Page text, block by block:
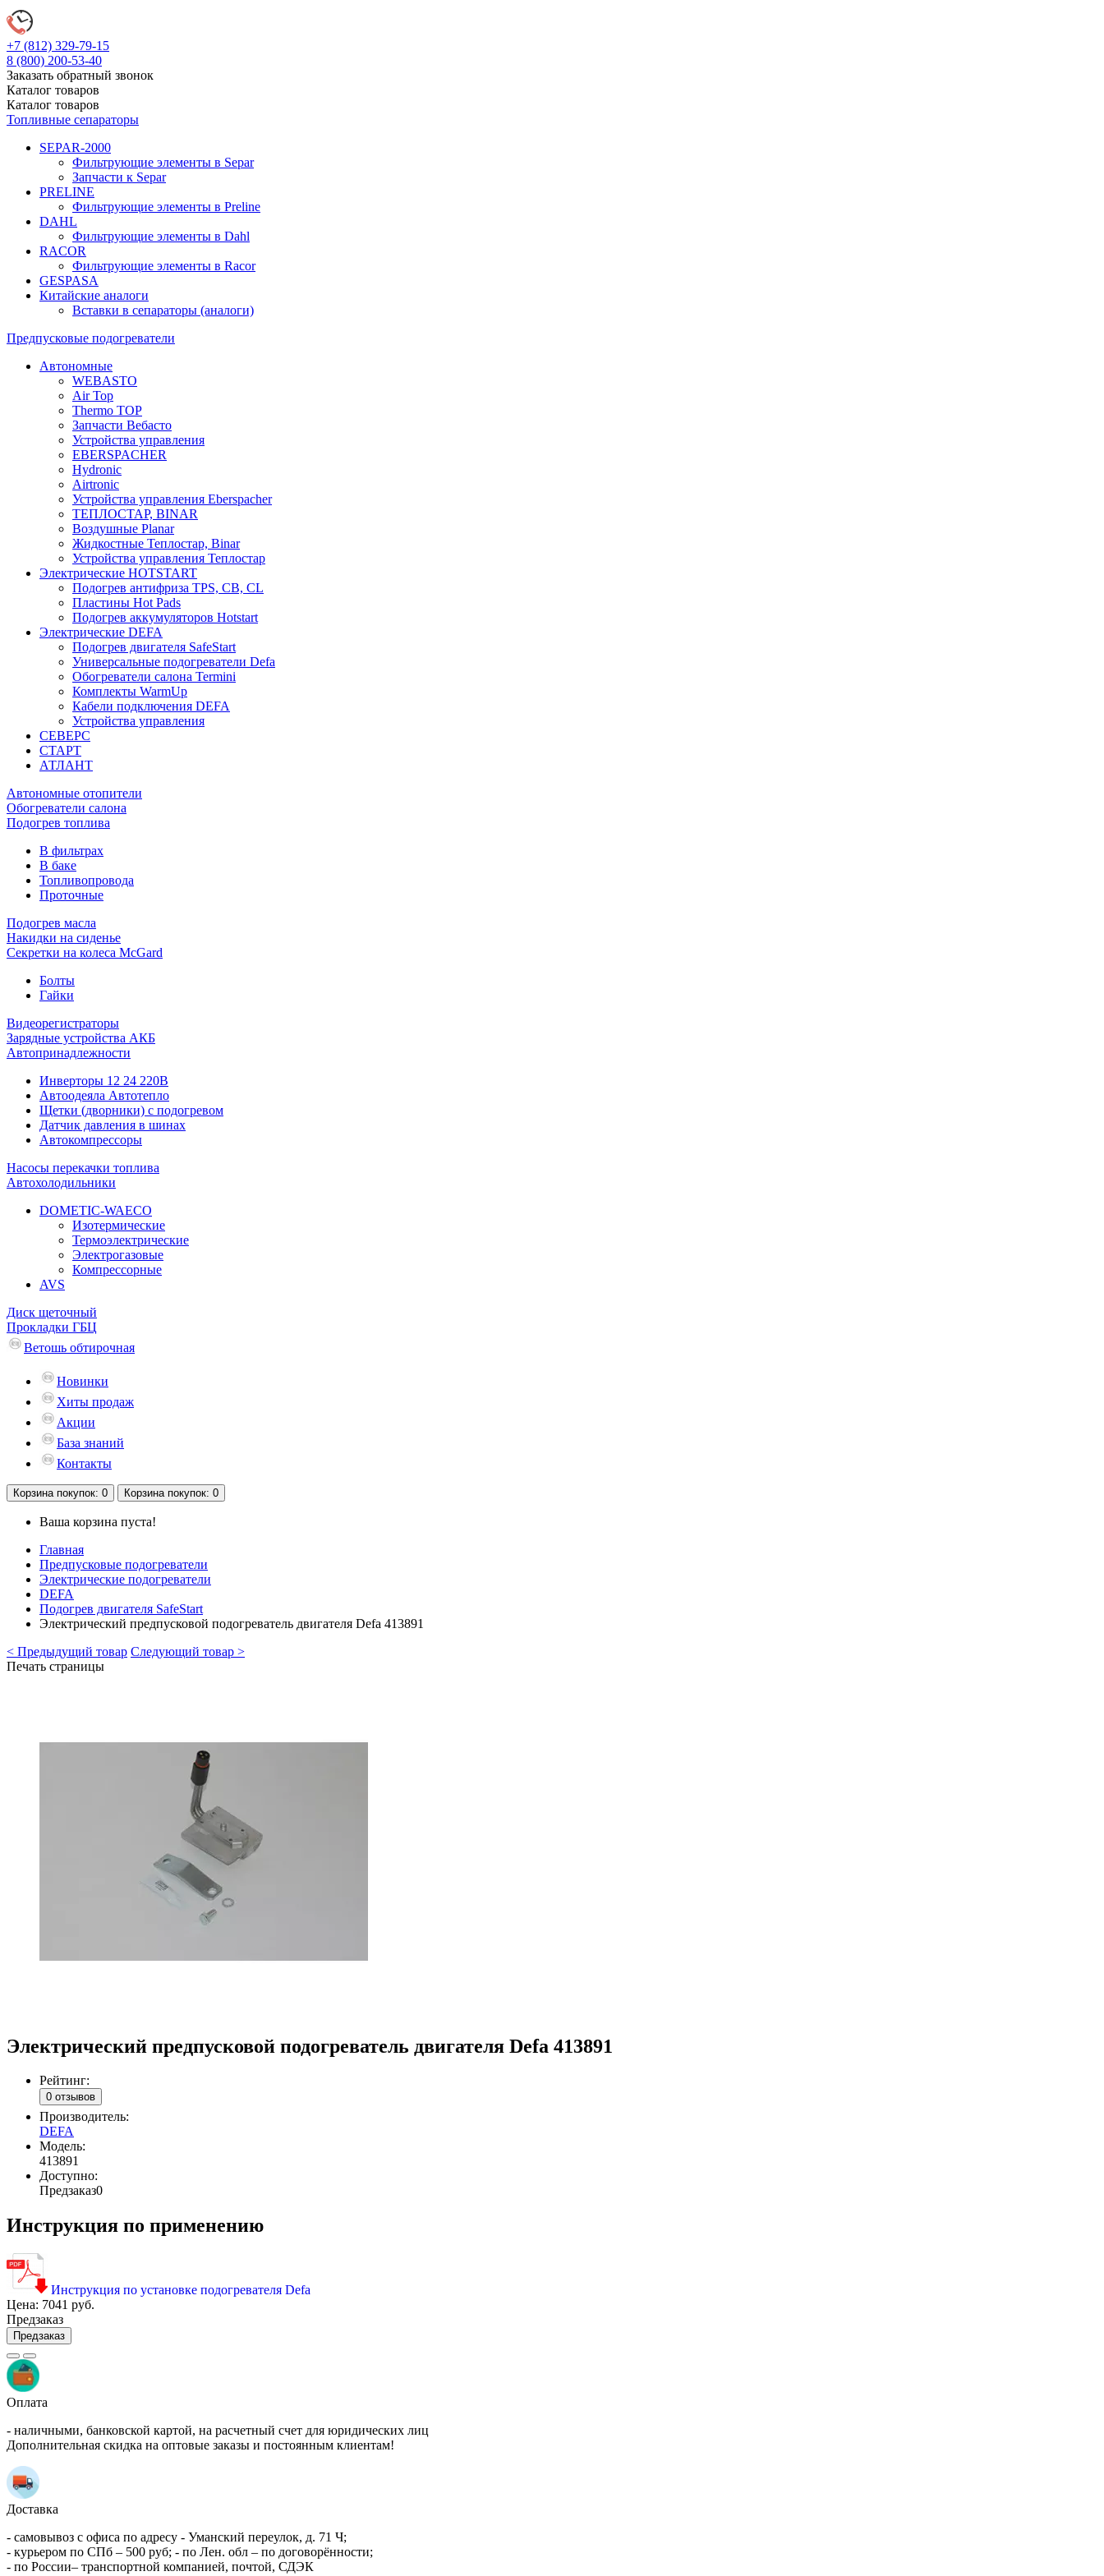
+7 (812) 329-79-15
8 (800) 200-53-40
Заказать обратный звонок
Каталог товаров
Каталог товаров
Топливные сепараторы
SEPAR-2000
Фильтрующие элементы в Separ
Запчасти к Separ
PRELINE
Фильтрующие элементы в Preline
DAHL
Фильтрующие элементы в Dahl
RACOR
Фильтрующие элементы в Racor
GESPASA
Китайские аналоги
Вставки в сепараторы (аналоги)
Предпусковые подогреватели
Автономные
WEBASTO
Air Top
Thermo TOP
Запчасти Вебасто
Устройства управления
EBERSPACHER
Hydronic
Airtronic
Устройства управления Eberspacher
ТЕПЛОСТАР, BINAR
Воздушные Planar
Жидкостные Теплостар, Binar
Устройства управления Теплостар
Электрические HOTSTART
Подогрев антифриза TPS, CB, CL
Пластины Hot Pads
Подогрев аккумуляторов Hotstart
Электрические DEFA
Подогрев двигателя SafeStart
Универсальные подогреватели Defa
Обогреватели салона Termini
Комплекты WarmUp
Кабели подключения DEFA
Устройства управления
СЕВЕРС
СТАРТ
АТЛАНТ
Автономные отопители
Обогреватели салона
Подогрев топлива
В фильтрах
В баке
Топливопровода
Проточные
Подогрев масла
Накидки на сиденье
Секретки на колеса McGard
Болты
Гайки
Видеорегистраторы
Зарядные устройства АКБ
Автопринадлежности
Инверторы 12 24 220В
Автоодеяла Автотепло
Щетки (дворники) с подогревом
Датчик давления в шинах
Автокомпрессоры
Насосы перекачки топлива
Автохолодильники
DOMETIC-WAECO
Изотермические
Термоэлектрические
Электрогазовые
Компрессорные
AVS
Диск щеточный
Прокладки ГБЦ
Ветошь обтирочная
Новинки
Хиты продаж
Акции
База знаний
Контакты
Корзина покупок: 0 Корзина покупок: 0
Ваша корзина пуста!
Главная
Предпусковые подогреватели
Электрические подогреватели
DEFA
Подогрев двигателя SafeStart
Электрический предпусковой подогреватель двигателя Defa 413891
< Предыдущий товар Следующий товар >
Печать страницы
Электрический предпусковой подогреватель двигателя Defa 413891
Рейтинг:
0 отзывов
Производитель:
DEFA
Модель:
413891
Доступно:
Предзаказ0
Инструкция по применению
Инструкция по установке подогревателя Defa
Цена: 7041 руб.
Предзаказ
Предзаказ
Оплата
- наличными, банковской картой, на расчетный счет для юридических лиц
Дополнительная скидка на оптовые заказы и постоянным клиентам!
Доставка
- самовывоз с офиса по адресу - Уманский переулок, д. 71 Ч;
- курьером по СПб – 500 руб; - по Лен. обл – по договорённости;
- по России– транспортной компанией, почтой, СДЭК